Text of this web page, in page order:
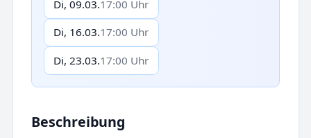
Di, 09.03.17:00 Uhr
Di, 16.03.17:00 Uhr
Di, 23.03.17:00 Uhr
Beschreibung